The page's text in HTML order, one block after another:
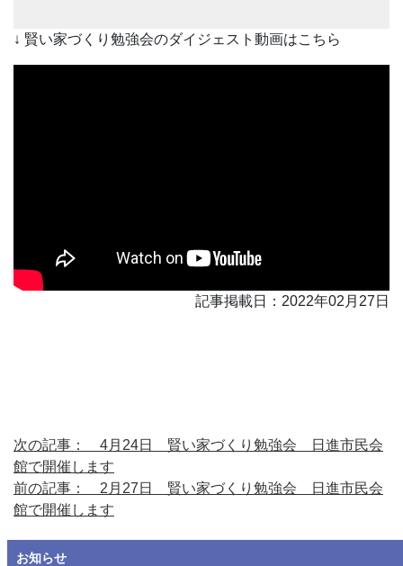
↓ 賢い家づくり勉強会のダイジェスト動画はこちら
記事掲載日：2022年02月27日
次の記事： 4月24日 賢い家づくり勉強会 日進市民会
館で開催します
前の記事： 2月27日 賢い家づくり勉強会 日進市民会
館で開催します
お知らせ